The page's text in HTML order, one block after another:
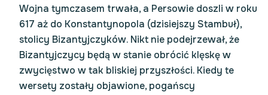
Wojna tymczasem trwała, a Persowie doszli w roku
617 aż do Konstantynopola (dzisiejszy Stambuł),
stolicy Bizantyjczyków. Nikt nie podejrzewał, że
Bizantyjczycy będą w stanie obrócić klęskę w
zwycięstwo w tak bliskiej przyszłości. Kiedy te
wersety zostały objawione, pogańscy